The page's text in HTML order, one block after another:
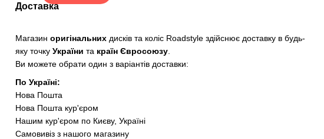
Доставка
Магазиноригінальних дисків та коліс Roadstyle здійснює доставку в будь-
яку точкуУкраїнита країн Євросоюзу
Ви можете обрати один з варіантів доставки:
По Україні:
Нова Пошта
Нова Пошта кур'єром
Нашим кур'єром по Києву, Україні
Самовивіз з нашого магазину